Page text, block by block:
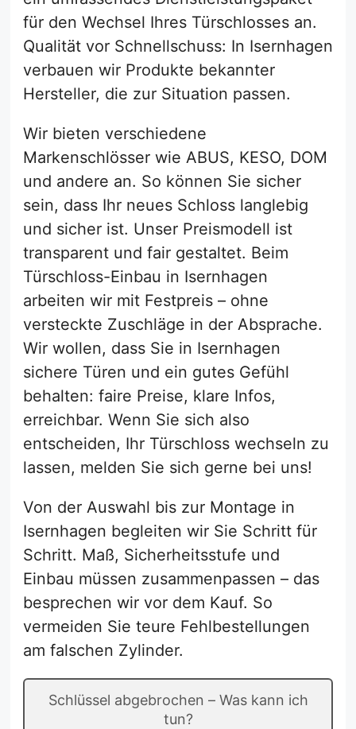
für den Wechsel Ihres Türschlosses an.
Qualität vor Schnellschuss: In Isernhagen
verbauen wir Produkte bekannter
Hersteller, die zur Situation passen.
Wir bieten verschiedene
Markenschlösser wie ABUS, KESO, DOM
und andere an. So können Sie sicher
sein, dass Ihr neues Schloss langlebig
und sicher ist. Unser Preismodell ist
transparent und fair gestaltet. Beim
Türschloss-Einbau in Isernhagen
arbeiten wir mit Festpreis – ohne
versteckte Zuschläge in der Absprache.
Wir wollen, dass Sie in Isernhagen
sichere Türen und ein gutes Gefühl
behalten: faire Preise, klare Infos,
erreichbar. Wenn Sie sich also
entscheiden, Ihr Türschloss wechseln zu
lassen, melden Sie sich gerne bei uns!
Von der Auswahl bis zur Montage in
Isernhagen begleiten wir Sie Schritt für
Schritt. Maß, Sicherheitsstufe und
Einbau müssen zusammenpassen – das
besprechen wir vor dem Kauf. So
vermeiden Sie teure Fehlbestellungen
am falschen Zylinder.
Schlüssel abgebrochen – Was kann ich
tun?